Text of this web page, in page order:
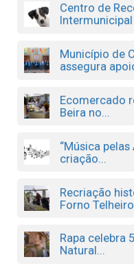
Centro de
Município de
assegura
Ecomercado
Beira no...
“Música
criação...
Recriação
Forno Telheiro
Rapa celebra
Natural...